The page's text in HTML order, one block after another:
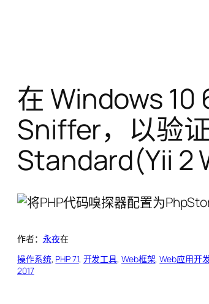
在 Windows
Sniffer，以验
Standard(Yii 2
作者： 永夜在
操作系统, PHP 7.1, 开发工具, Web框架, Web应用开
2017